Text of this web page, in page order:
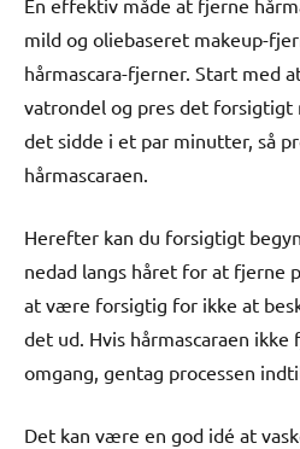
En effektiv måde at fjerne
mild og oliebaseret makeup-
hårmascara-fjerner. Start med
vatrondel og pres det forsigtigt
det sidde i et par minutter, så
hårmascaraen.
Herefter kan du forsigtigt
nedad langs håret for at fjerne
at være forsigtig for ikke at
det ud. Hvis hårmascaraen
omgang, gentag processen
Det kan være en god idé at